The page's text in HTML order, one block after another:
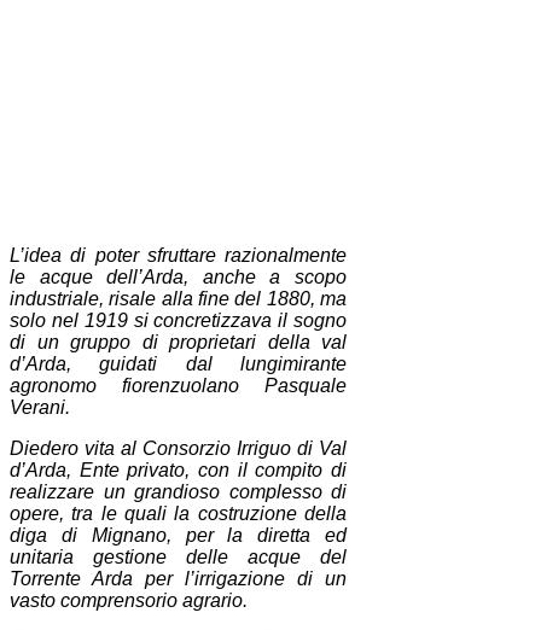
L’idea di poter sfruttare razionalmente
le acque dell’Arda, anche a scopo
industriale, risale alla fine del 1880, ma
solo nel 1919 si concretizzava il sogno
di un gruppo di proprietari della val
d’Arda, guidati dal lungimirante
agronomo fiorenzuolano Pasquale
Verani.
Diedero vita al Consorzio Irriguo di Val
d’Arda, Ente privato, con il compito di
realizzare un grandioso complesso di
opere, tra le quali la costruzione della
diga di Mignano, per la diretta ed
unitaria gestione delle acque del
Torrente Arda per l’irrigazione di un
vasto comprensorio agrario.